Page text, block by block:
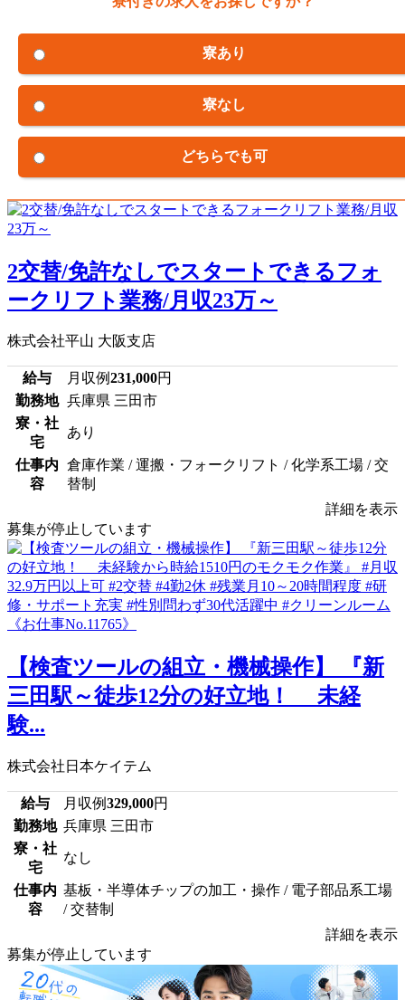
寮あり
寮なし
どちらでも可
2交替/免許なしでスタートできるフォ
ークリフト業務/月収23万～
株式会社平山 大阪支店
給与 月収例231,000円
勤務地 兵庫県 三田市
寮・社
宅
あり
仕事内
容
倉庫作業 / 運搬・フォークリフト / 化学系工場 / 交
替制
詳細を表示
募集が停止しています
【検査ツールの組立・機械操作】 『新
三田駅～徒歩12分の好立地！ 未経
験...
株式会社日本ケイテム
給与 月収例329,000円
勤務地 兵庫県 三田市
寮・社
宅
なし
仕事内
容
基板・半導体チップの加工・操作 / 電子部品系工場
/ 交替制
詳細を表示
募集が停止しています